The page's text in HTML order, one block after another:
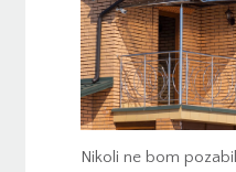
Nikoli ne bom